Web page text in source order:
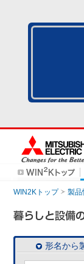
WIN2Kトップ 製品
形名から